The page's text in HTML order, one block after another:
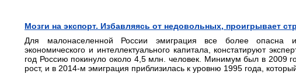
Мозги на экспорт. Избавляясь от недовольных, проигрывает
Для малонаселенной России эмиграция все более опасна
экономического и интеллектуального капитала, констатируют
год Россию покинуло около 4,5 млн. человек. Минимум был в 2009
рост, и в 2014-м эмиграция приблизилась к уровню 1995 года,